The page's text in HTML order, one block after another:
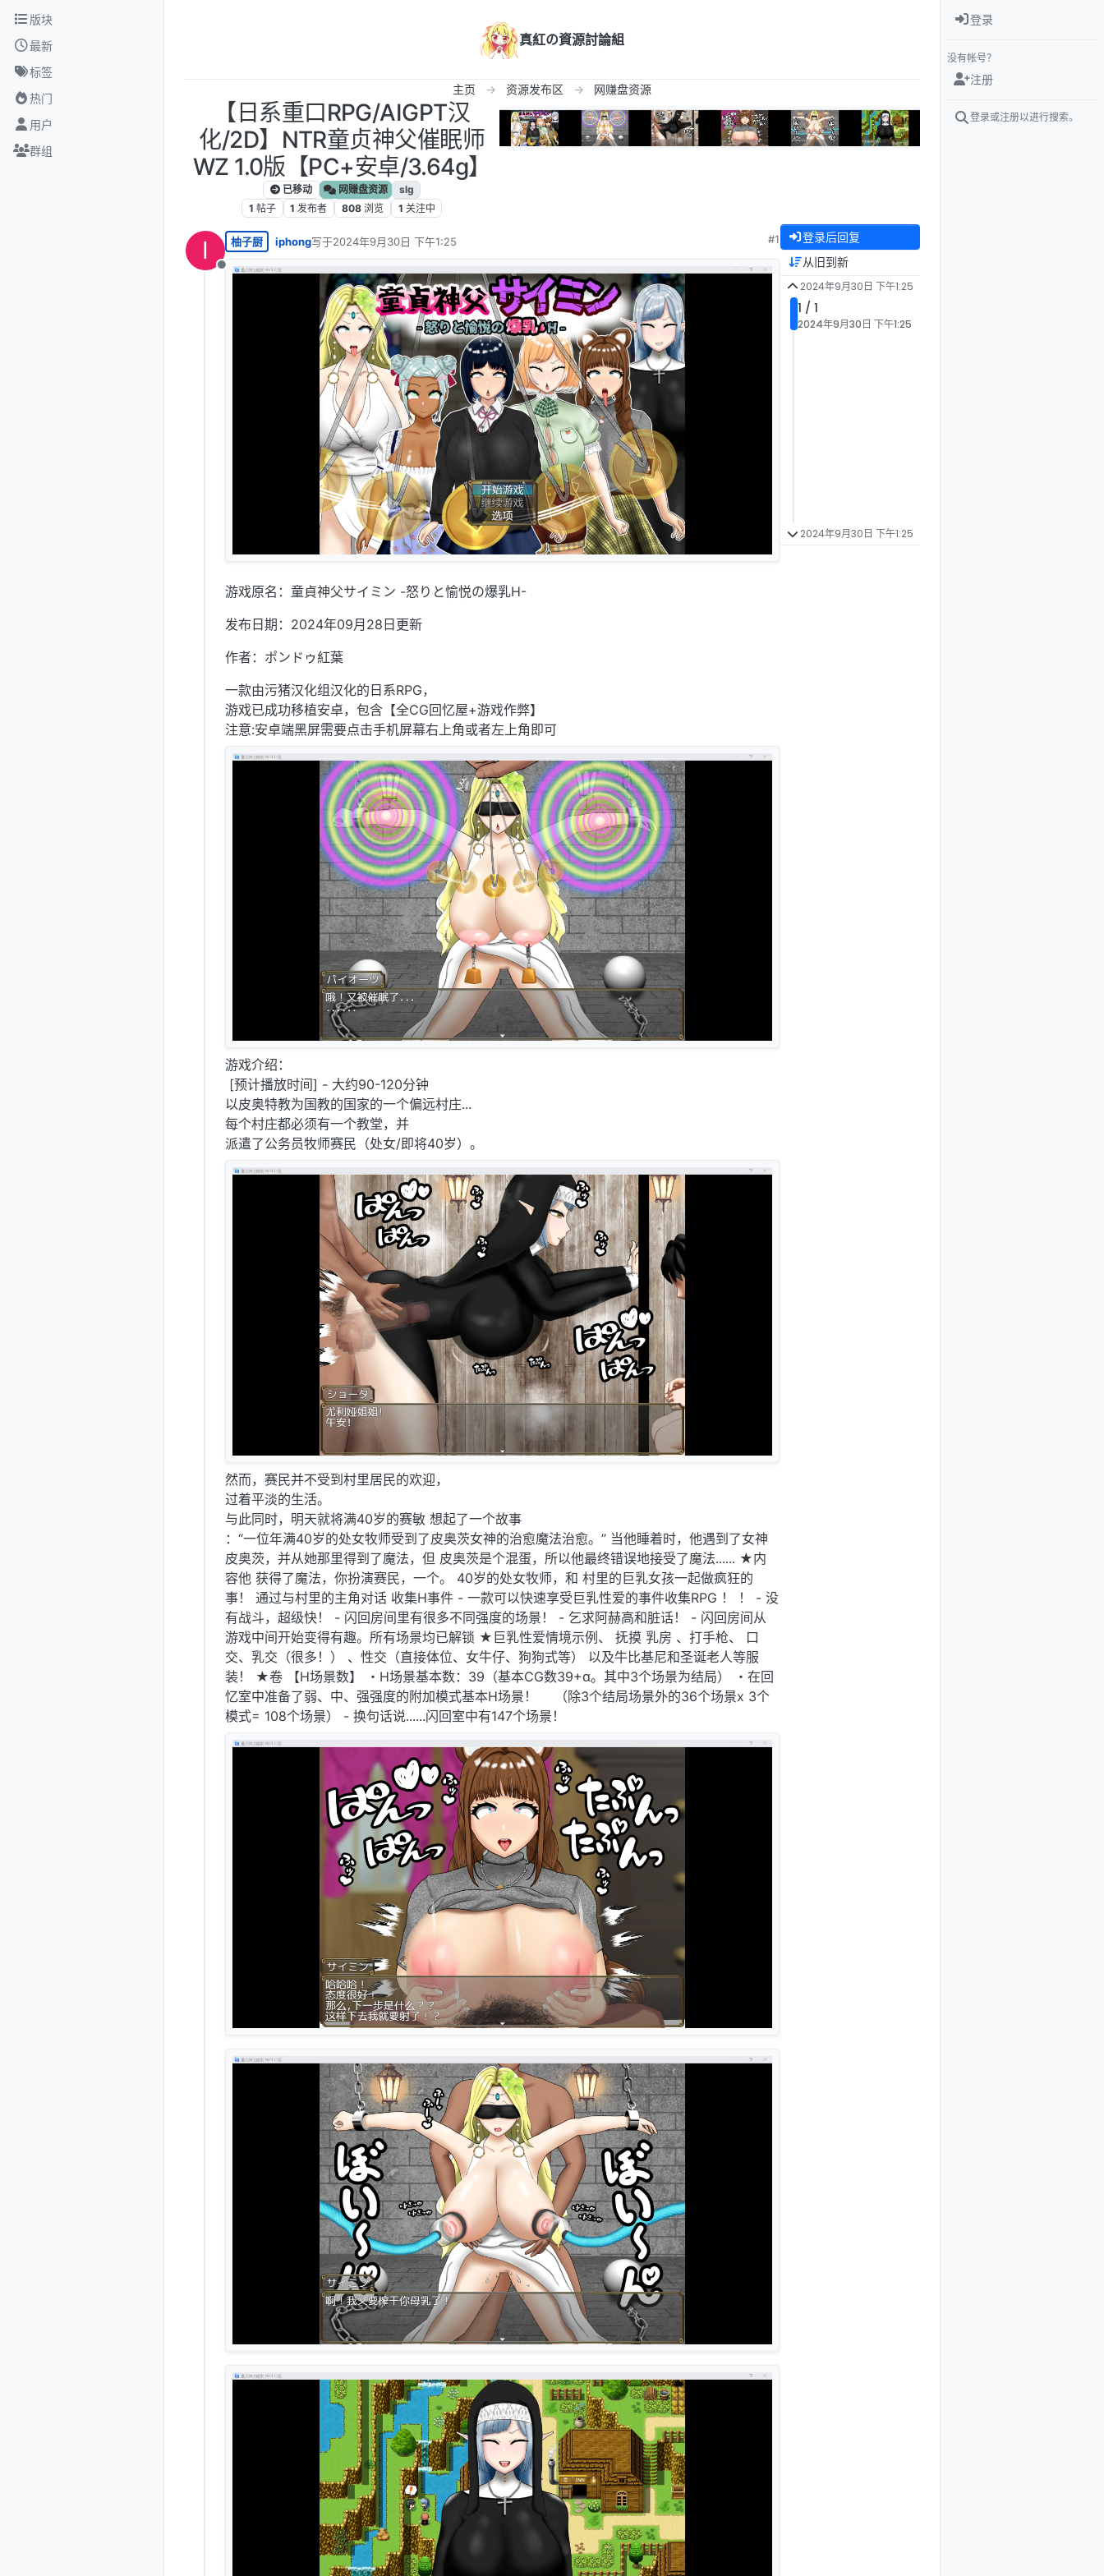
跳转至内容
版块
最新
标签
热门
用户
群组
真紅の資源討論組
主页 资源发布区 网赚盘资源
【日系重口RPG/AIGPT汉
化/2D】NTR童贞神父催眠师
WZ 1.0版【PC+安卓/3.64g】
已移动 网赚盘资源
slg
1 帖子 1 发布者 808 浏览 1 关注中
I
离线
柚子厨 iphong写于2024年9月30日 下午1:25
最后由 编辑
#1
游戏原名：童貞神父サイミン -怒りと愉悦の爆乳H-
发布日期：2024年09月28日更新
作者：ポンドゥ紅葉
一款由污猪汉化组汉化的日系RPG，
游戏已成功移植安卓，包含【全CG回忆屋+游戏作弊】
注意:安卓端黑屏需要点击手机屏幕右上角或者左上角即可
游戏介绍：
[预计播放时间] - 大约90-120分钟
以皮奥特教为国教的国家的一个偏远村庄...
每个村庄都必须有一个教堂，并
派遣了公务员牧师赛民（处女/即将40岁）。
然而，赛民并不受到村里居民的欢迎，
过着平淡的生活。
与此同时，明天就将满40岁的赛敏 想起了一个故事
：“一位年满40岁的处女牧师受到了皮奥茨女神的治愈魔法治愈。” 当他睡着时，他遇到了女神
皮奥茨，并从她那里得到了魔法，但 皮奥茨是个混蛋，所以他最终错误地接受了魔法...... ★内
容他 获得了魔法，你扮演赛民，一个。 40岁的处女牧师，和 村里的巨乳女孩一起做疯狂的
事！ 通过与村里的主角对话 收集H事件 - 一款可以快速享受巨乳性爱的事件收集RPG ！ ！ - 没
有战斗，超级快！ - 闪回房间里有很多不同强度的场景！ - 乞求阿赫高和脏话！ - 闪回房间从
游戏中间开始变得有趣。所有场景均已解锁 ★巨乳性爱情境示例、 抚摸 乳房 、打手枪、 口
交、乳交（很多！） 、性交（直接体位、女牛仔、狗狗式等） 以及牛比基尼和圣诞老人​​等服
装！ ★卷 【H场景数】 ・H场景基本数：39（基本CG数39+α。其中3个场景为结局） ・在回
忆室中准备了弱、中、强强度的附加模式基本H场景！ （除3个结局场景外的36个场景x 3个
模式= 108个场景） - 换句话说......闪回室中有147个场景！
登录后回复
从旧到新
2024年9月30日 下午1:25
1 / 1
2024年9月30日 下午1:25
2024年9月30日 下午1:25
登录
没有帐号？
注册
登录或注册以进行搜索。